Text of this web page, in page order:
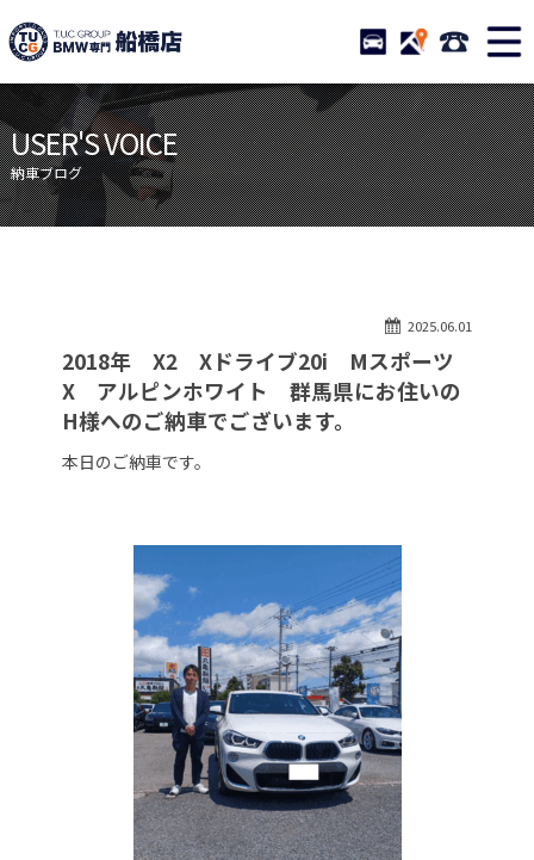
TUCグループ BMW専門 船
STOCK ACCESS 047-
ニュース
在庫リスト
目玉車両一覧
店舗紹介
保証＆サービス
アクセスマップ
自動車保険
TUCとは？
リクルート
納車blog
会社概要
USER'S VOICE
納車ブログ
2025.06.01
2018年 X2 Xドライブ20i Mスポーツ
X アルピンホワイト 群馬県にお住いの
H様へのご納車でございます。
本日のご納車です。